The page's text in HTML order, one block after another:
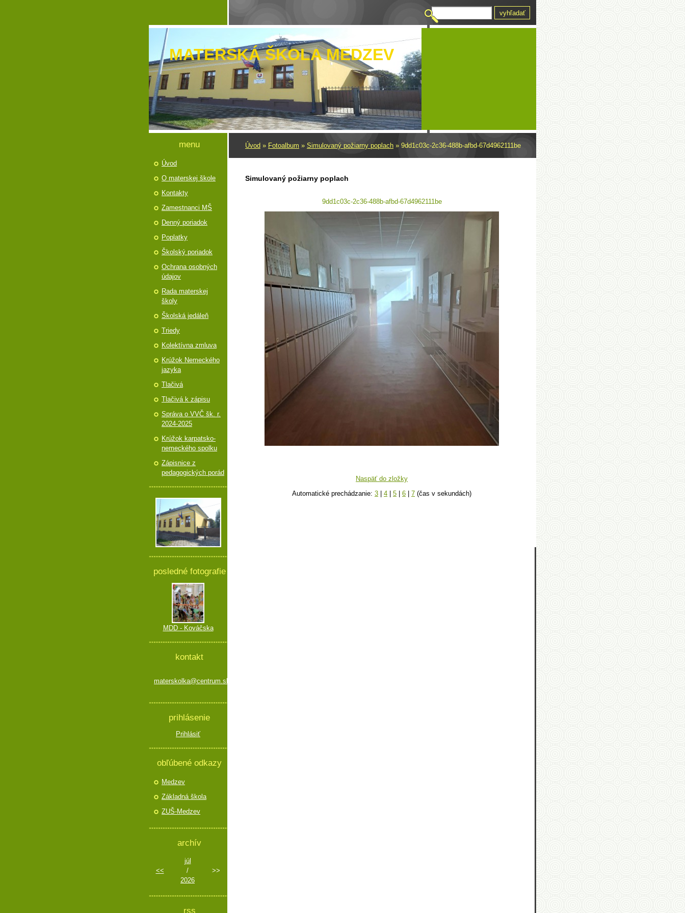
MATERSKÁ ŠKOLA MEDZEV
Úvod » Fotoalbum » Simulovaný požiarny poplach » 9dd1c03c-2c36-488b-afbd-67d4962111be
Simulovaný požiarny poplach
9dd1c03c-2c36-488b-afbd-67d4962111be
Naspäť do zložky
Automatické prechádzanie: 3 4 5 6 7 (čas v sekundách)
menu
Úvod
O materskej škole
Kontakty
Zamestnanci MŠ
Denný poriadok
Poplatky
Školský poriadok
Ochrana osobných
údajov
Rada materskej
školy
Školská jedáleň
Triedy
Kolektívna zmluva
Krúžok Nemeckého
jazyka
Tlačivá
Tlačivá k zápisu
Správa o VVČ šk. r.
2024-2025
Krúžok karpatsko-
nemeckého spolku
Zápisnice z
pedagogických porád
posledné fotografie
MDD - Kováčska
kontakt
materskolka@centrum.sk
prihlásenie
Prihlásiť
obľúbené odkazy
Medzev
Základná škola
ZUŠ-Medzev
archív
<<
júl
/
2026
>>
rss